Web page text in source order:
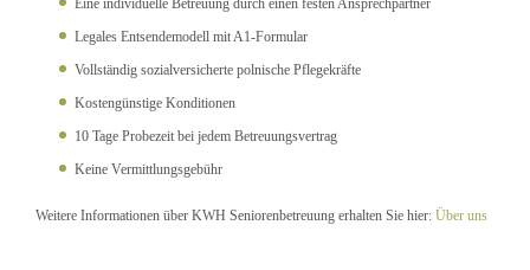
Legales Entsendemodell mit A1-Formular
Vollständig sozialversicherte polnische Pflegekräfte
Kostengünstige Konditionen
10 Tage Probezeit bei jedem Betreuungsvertrag
Keine Vermittlungsgebühr
Weitere Informationen über KWH Seniorenbetreuung erhalten Sie hier: Über uns